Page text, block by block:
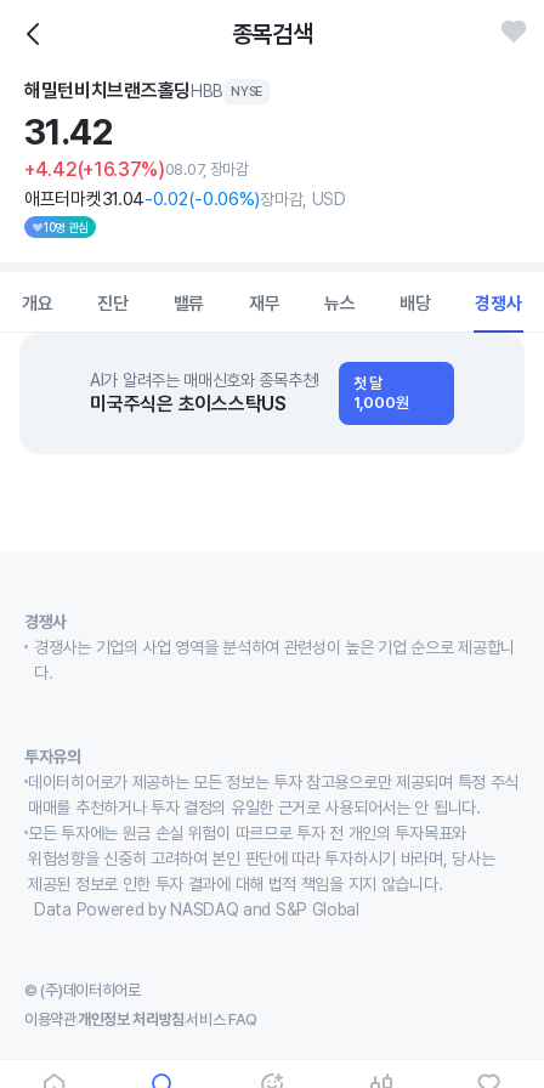
종목검색
해밀턴비치브랜즈홀딩 HBB NYSE
31.42
+4.42(+16.37%)08.07, 장마감
애프터마켓31.04-0.02(-0.06%)장마감, USD
10명 관심
개요 진단 밸류 재무 뉴스 배당 경쟁사
AI가 알려주는 매매신호와 종목추천!
미국주식은 초이스스탁US
첫 달
1,000원
경쟁사
경쟁사는 기업의 사업 영역을 분석하여 관련성이 높은 기업 순으로 제공합니
다.
투자유의
데이터히어로가 제공하는 모든 정보는 투자 참고용으로만 제공되며 특정 주식
매매를 추천하거나 투자 결정의 유일한 근거로 사용되어서는 안 됩니다.
모든 투자에는 원금 손실 위험이 따르므로 투자 전 개인의 투자목표와
위험성향을 신중히 고려하여 본인 판단에 따라 투자하시기 바라며, 당사는
제공된 정보로 인한 투자 결과에 대해 법적 책임을 지지 않습니다.
Data Powered by NASDAQ and S&P Global
© (주)데이터히어로
이용약관개인정보 처리방침서비스 FAQ